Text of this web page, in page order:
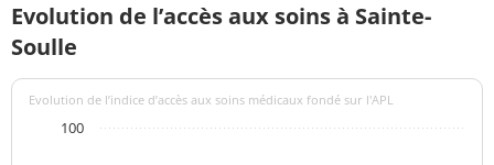
Evolution de l’accès aux soins à Sainte-
Soulle
Evolution de l’indice d’accès aux soins médicaux fondé sur l'APL
100